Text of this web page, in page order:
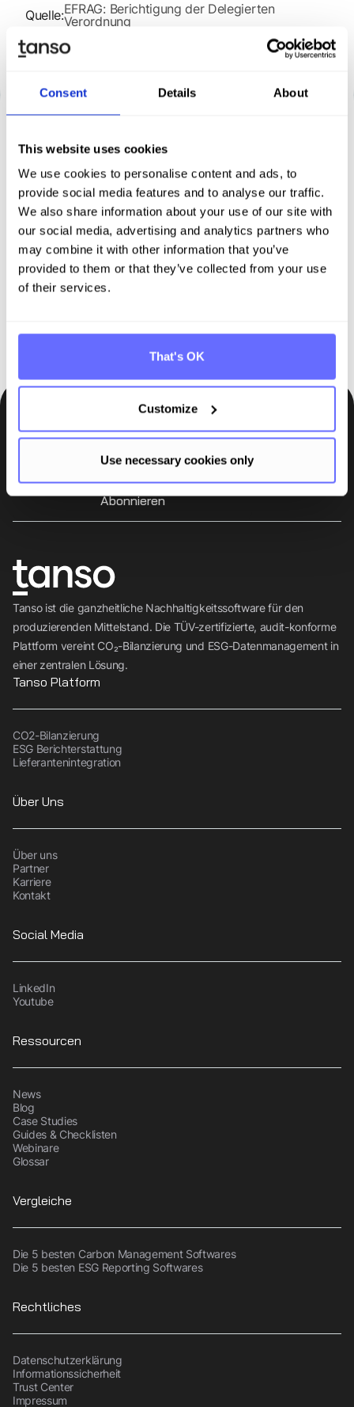
Consent Details About
This website uses cookies
We use cookies to personalise content and ads, to
provide social media features and to analyse our traffic.
We also share information about your use of our site with
our social media, advertising and analytics partners who
may combine it with other information that you’ve
provided to them or that they’ve collected from your use
of their services.
That's OK
Customize
Use necessary cookies only
Quelle:EFRAG: Berichtigung der Delegierten
Verordnung
Entdecken Sie Tanso – Ihre
Komplettl­ösung für
Nachhaltigkeit
Demo buchen
Tanso ist die ganzheitliche Nachhaltigkeitssoftware für den
produzierenden Mittelstand. Die TÜV-zertifizierte, audit-konforme
Plattform vereint CO₂-Bilanzierung und ESG-Datenmanagement in
einer zentralen Lösung.
Bleiben Sie auf dem Laufenden
Insights, Tipps und Wissen direkt in Ihr Postfach.
Abonnieren
Tanso Platform
CO2-Bilanzierung
ESG Berichterstattung
Lieferantenintegration
Über Uns
Über uns
Partner
Karriere
Kontakt
Social Media
LinkedIn
Youtube
Ressourcen
News
Blog
Case Studies
Guides & Checklisten
Webinare
Glossar
Vergleiche
Die 5 besten Carbon Management Softwares
Die 5 besten ESG Reporting Softwares
Rechtliches
Datenschutzerklärung
Informationssicherheit
Trust Center
Impressum